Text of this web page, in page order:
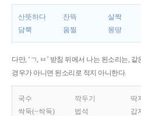
산뜻하다 잔뜩 살짝
담뿍
움찔 몽땅
다만, ‘ㄱ, ㅂ’ 받침 뒤에서 나는 된소리는,
경우가 아니면 된소리로 적지 아니한다.
국수 깍두기 딱
싹둑(~싹둑)
법석 갑